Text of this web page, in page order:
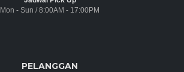
Mon - Sun / 8:00AM - 17:00PM
PELANGGAN